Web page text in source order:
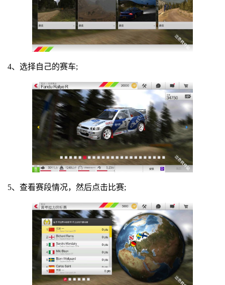
4、选择自己的赛车;
5、查看赛段情况，然后点击比赛;